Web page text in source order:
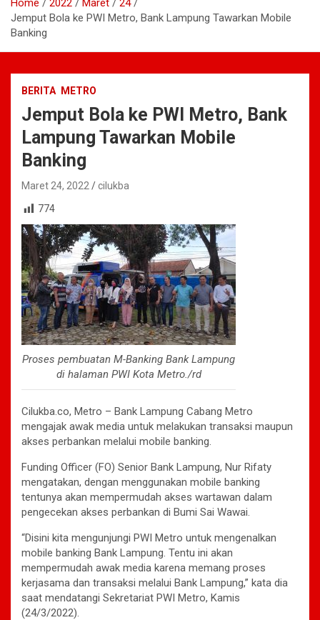
Home 2022 Maret
24
Jemput Bola ke PWI Metro, Bank Lampung Tawarkan Mobile
Banking
BERITA METRO
Jemput Bola ke PWI Metro, Bank
Lampung Tawarkan Mobile
Banking
Maret 24, 2022
cilukba
774
Proses pembuatan M-Banking Bank Lampung
di halaman PWI Kota Metro./rd
Cilukba.co, Metro – Bank Lampung Cabang Metro
mengajak awak media untuk melakukan transaksi maupun
akses perbankan melalui mobile banking.
Funding Officer (FO) Senior Bank Lampung, Nur Rifaty
mengatakan, dengan menggunakan mobile banking
tentunya akan mempermudah akses wartawan dalam
pengecekan akses perbankan di Bumi Sai Wawai.
“Disini kita mengunjungi PWI Metro untuk mengenalkan
mobile banking Bank Lampung. Tentu ini akan
mempermudah awak media karena memang proses
kerjasama dan transaksi melalui Bank Lampung,” kata dia
saat mendatangi Sekretariat PWI Metro, Kamis
(24/3/2022).